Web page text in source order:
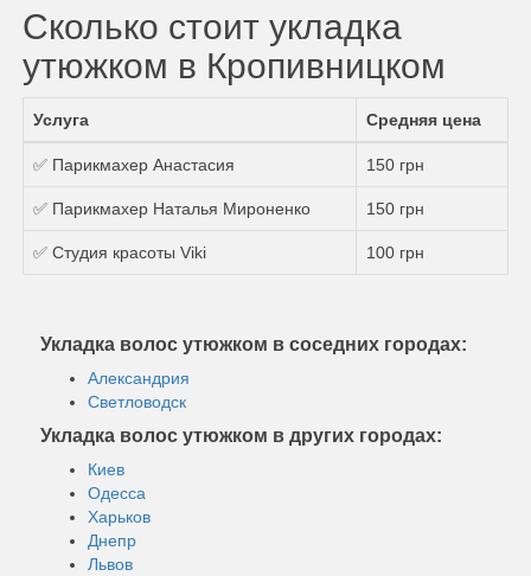
Сколько стоит укладка
утюжком в Кропивницком
Услуга Средняя цена
✅ Парикмахер Анастасия 150 грн
✅ Парикмахер Наталья Мироненко 150 грн
✅ Студия красоты Viki 100 грн
Укладка волос утюжком в соседних городах:
Александрия
Светловодск
Укладка волос утюжком в других городах:
Киев
Одесса
Харьков
Днепр
Львов